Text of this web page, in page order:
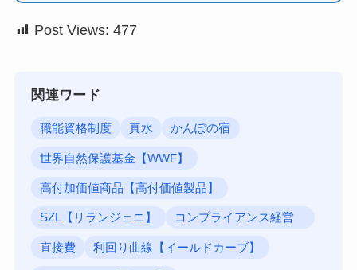
Post Views: 477
関連ワード
職能資格制度 真水 かんぽの宿
世界自然保護基金【WWF】
高付加価値商品【高付価値製品】
SZL【リランジェニ】 コンプライアンス経営
直接費 利回り曲線【イールドカーブ】